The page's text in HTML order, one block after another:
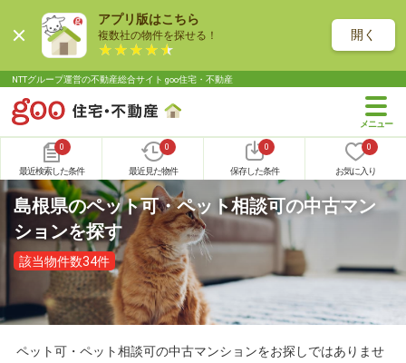
アプリ版はこちら
複数社の物件を探せる！ 開く
NTTグループ運営の不動産総合サイト goo住宅・不動産
0
最近検索した条件
0
最近見た物件
0
保存した条件
0
お気に入り
島根県のペット可・ペット相談可の中古マン
ションを探す
該当物件数34件
ペット可・ペット相談可の中古マンションをお探しではありませ